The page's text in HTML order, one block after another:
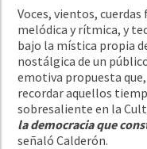
Voces, vientos,
melódica y rítmica, y
bajo la mística propia
nostálgica de un
emotiva propuesta
recordar aquellos
sobresaliente en la
la democracia que
señalóCalderón.